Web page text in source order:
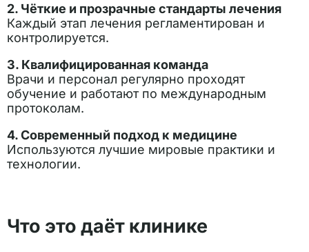
2. Чёткие и прозрачные стандарты лечения
Каждый этап лечения регламентирован и
контролируется.
3. Квалифицированная команда
Врачи и персонал регулярно проходят
обучение и работают по международным
протоколам.
4. Современный подход к медицине
Используются лучшие мировые практики и
технологии.
Что это даёт клинике